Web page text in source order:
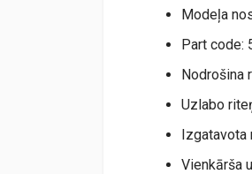
Modeļa
Part code:
Nodrošina
Uzlabo
Izgatavota
Vienkārša